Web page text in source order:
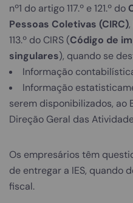
nº1 do artigo 117.º e 121.º do
Pessoas Coletivas (CIRC)
113.º do CIRS (Código de
singulares), quando se
Informação
Informação
serem disponibilizados, ao
Direção Geral das
Os empresários têm
de entregar a IES, quando
fiscal.